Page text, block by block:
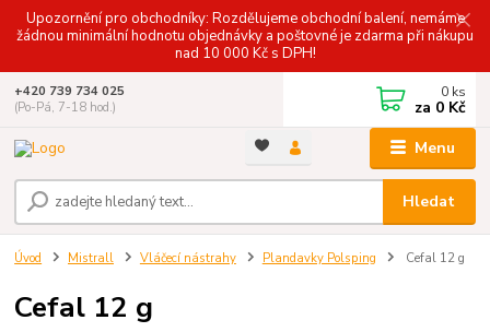
Upozornění pro obchodníky: Rozdělujeme obchodní balení, nemáme
žádnou minimální hodnotu objednávky a poštovné je zdarma při nákupu
nad 10 000 Kč s DPH!
Menu
Hledat
+420 739 734 025
(Po-Pá, 7-18 hod.)
0 ks
za 0 Kč
Úvod Mistrall Vláčecí nástrahy Plandavky Polsping Cefal 12 g
Cefal 12 g